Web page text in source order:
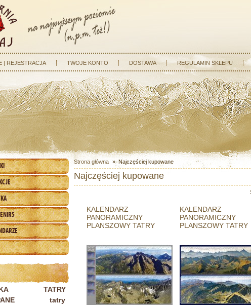
| REJESTRACJA TWOJE KONTO DOSTAWA REGULAMIN SKLEPU
TATRY
tatry
Strona główna » Najczęściej kupowane
Najczęściej kupowane
KALENDARZ
PANORAMICZNY
PLANSZOWY TATRY
KALENDARZ
PANORAMICZNY
PLANSZOWY TATRY